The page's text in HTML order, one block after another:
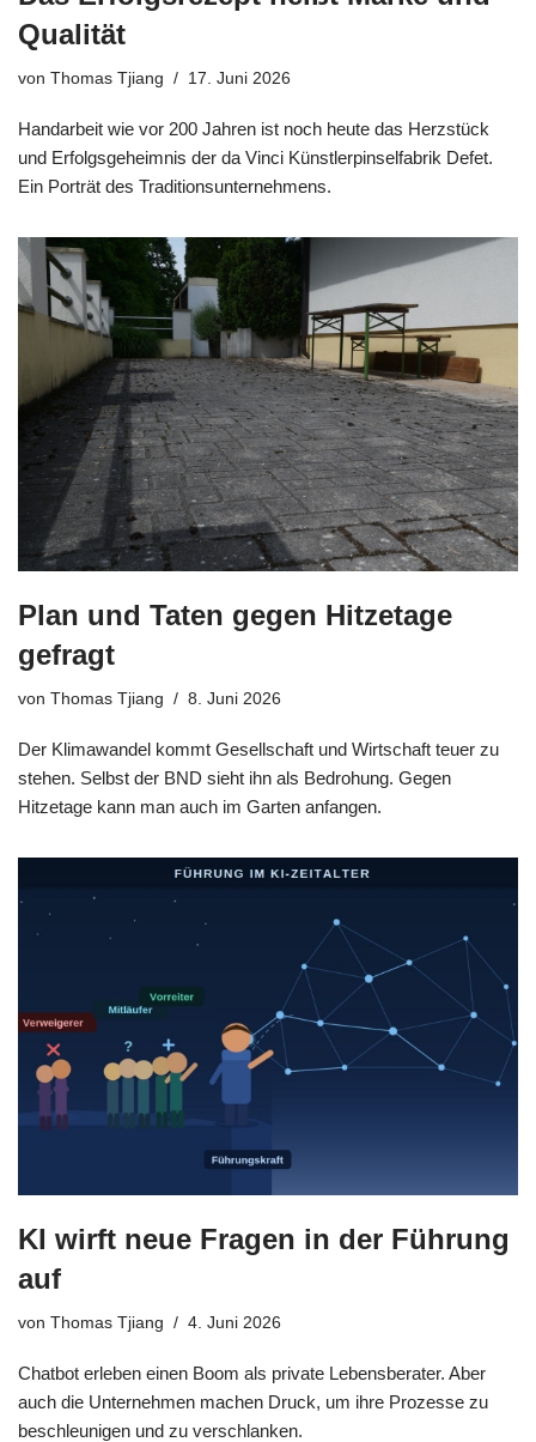
Qualität
von Thomas Tjiang 17. Juni 2026
Handarbeit wie vor 200 Jahren ist noch heute das Herzstück
und Erfolgsgeheimnis der da Vinci Künstlerpinselfabrik Defet.
Ein Porträt des Traditionsunternehmens.
Plan und Taten gegen Hitzetage
gefragt
von Thomas Tjiang 8. Juni 2026
Der Klimawandel kommt Gesellschaft und Wirtschaft teuer zu
stehen. Selbst der BND sieht ihn als Bedrohung. Gegen
Hitzetage kann man auch im Garten anfangen.
KI wirft neue Fragen in der Führung
auf
von Thomas Tjiang 4. Juni 2026
Chatbot erleben einen Boom als private Lebensberater. Aber
auch die Unternehmen machen Druck, um ihre Prozesse zu
beschleunigen und zu verschlanken.